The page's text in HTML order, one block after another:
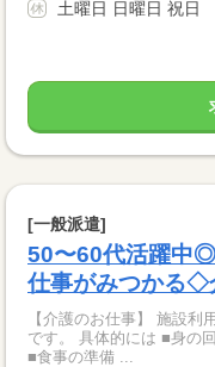
土曜日 日曜日 祝日
[一般派遣]
50〜60代活躍中
仕事がみつかる◇
【介護のお仕事】 施設
です。 具体的には ■身の回りのお世話 ■レクリエーションの見守り
■食事の準備 ...